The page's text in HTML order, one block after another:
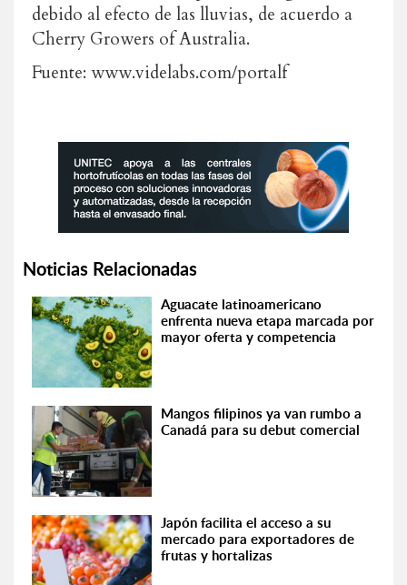
debido al efecto de las lluvias, de acuerdo a
Cherry Growers of Australia.
Fuente: www.videlabs.com/portalf
Noticias Relacionadas
Aguacate latinoamericano
enfrenta nueva etapa marcada por
mayor oferta y competencia
Mangos filipinos ya van rumbo a
Canadá para su debut comercial
Japón facilita el acceso a su
mercado para exportadores de
frutas y hortalizas